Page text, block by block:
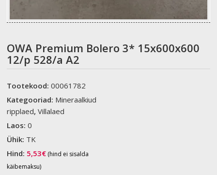
OWA Premium Bolero 3* 15x600x600
12/p 528/a A2
Tootekood:00061782
Kategooriad: Mineraalkiud
ripplaed,Villalaed
Laos:0
Ühik: TK
Hind: 5,53€ (hind ei sisalda
käibemaksu)